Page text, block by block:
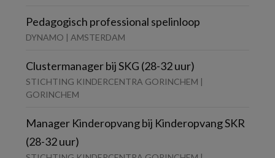
Pedagogisch professional spelinloop
DYNAMO | AMSTERDAM
Clustermanager bij SKG (28-32 uur)
STICHTING KINDERCENTRA GORINCHEM |
GORINCHEM
Manager Kinderopvang bij Kinderopvang SKR
(28-32 uur)